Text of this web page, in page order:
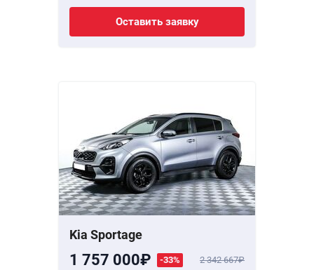
Оставить заявку
Kia Sportage
1 757 000 -33% 2 342 667